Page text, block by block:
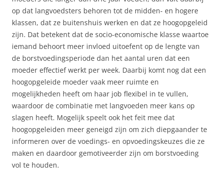
op dat langvoedsters behoren tot de midden- en hogere
klassen, dat ze buitenshuis werken en dat ze hoogopgeleid
zijn. Dat betekent dat de socio-economische klasse waartoe
iemand behoort meer invloed uitoefent op de lengte van
de borstvoedingsperiode dan het aantal uren dat een
moeder effectief werkt per week. Daarbij komt nog dat een
hoogopgeleide moeder vaak meer ruimte en
mogelijkheden heeft om haar job flexibel in te vullen,
waardoor de combinatie met langvoeden meer kans op
slagen heeft. Mogelijk speelt ook het feit mee dat
hoogopgeleiden meer geneigd zijn om zich diepgaander te
informeren over de voedings- en opvoedingskeuzes die ze
maken en daardoor gemotiveerder zijn om borstvoeding
vol te houden.